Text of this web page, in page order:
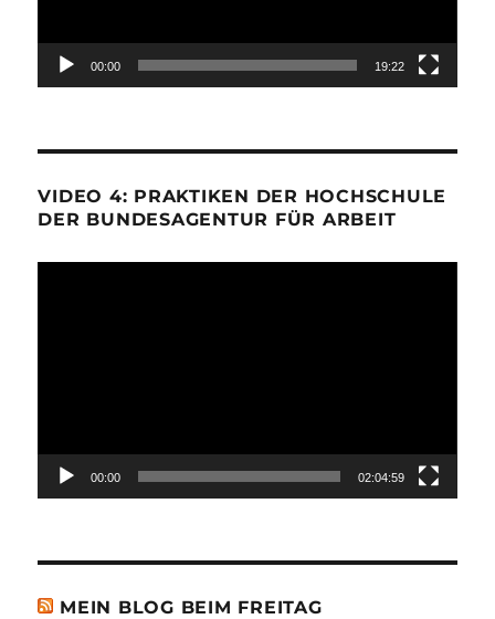
00:00 19:22
VIDEO 4: PRAKTIKEN DER HOCHSCHULE
DER BUNDESAGENTUR FÜR ARBEIT
00:00 02:04:59
MEIN BLOG BEIM FREITAG